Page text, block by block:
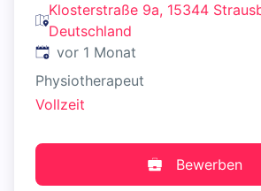
Klosterstraße 9a, 15344
Deutschland
Veröffentlicht:
vor 1 Monat
Physiotherapeut
Vollzeit
Bewerben